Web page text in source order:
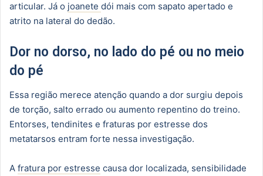
articular. Já o joanete dói mais com sapato apertado e
atrito na lateral do dedão.
Dor no dorso, no lado do pé ou no meio
do pé
Essa região merece atenção quando a dor surgiu depois
de torção, salto errado ou aumento repentino do treino.
Entorses, tendinites e fraturas por estresse dos
metatarsos entram forte nessa investigação.
A fratura por estresse causa dor localizada, sensibilidade